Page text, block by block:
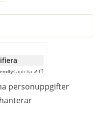
Captcha ⇗
personuppgifter